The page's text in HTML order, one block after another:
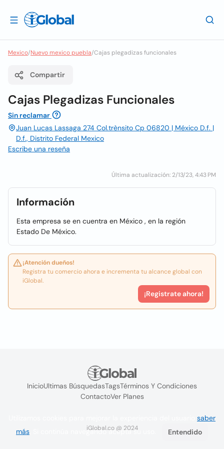
Mexico/Nuevo mexico puebla/Cajas plegadizas funcionales
Compartir
Cajas Plegadizas Funcionales
Sin reclamar
Juan Lucas Lassaga 274 Col.trènsito Cp 06820 | México D.f. |
D.f., Distrito Federal Mexico
Escribe una reseña
Última actualización: 2/13/23, 4:43 PM
Información
Esta empresa se en cuentra en México , en la región
Estado De México.
¡Atención dueños!
Registra tu comercio ahora e incrementa tu alcance global con
iGlobal.
¡Registrate ahora!
InicioUltimas BúsquedasTagsTérminos Y Condiciones
ContactoVer Planes
iGlobal.co @ 2024
saber
más . Si continúa navegando acepta su uso. Entendido